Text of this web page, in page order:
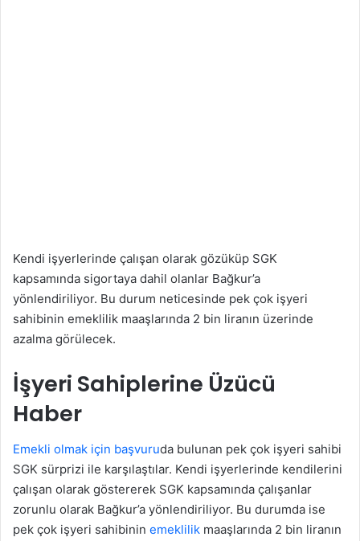
Kendi işyerlerinde çalışan olarak gözüküp SGK
kapsamında sigortaya dahil olanlar Bağkur’a
yönlendiriliyor. Bu durum neticesinde pek çok işyeri
sahibinin emeklilik maaşlarında 2 bin liranın üzerinde
azalma görülecek.
İşyeri Sahiplerine Üzücü
Haber
Emekli olmak için başvuruda bulunan pek çok işyeri sahibi
SGK sürprizi ile karşılaştılar. Kendi işyerlerinde kendilerini
çalışan olarak göstererek SGK kapsamında çalışanlar
zorunlu olarak Bağkur’a yönlendiriliyor. Bu durumda ise
pek çok işyeri sahibinin emeklilik maaşlarında 2 bin liranın